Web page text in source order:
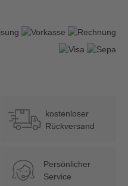
kostenloser
Rückversand
Persönlicher
Service